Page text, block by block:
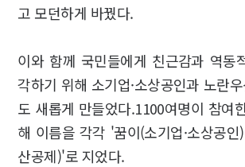
고 모던하게 바꿨다.
이와 함께 국민들에게 친근감과 역동
각하기 위해 소기업·소상공인과 노란
도 새롭게 만들었다.1100여명이 참여
해 이름을 각각 '꿈이(소기업·소상공
산공제)'로 지었다.